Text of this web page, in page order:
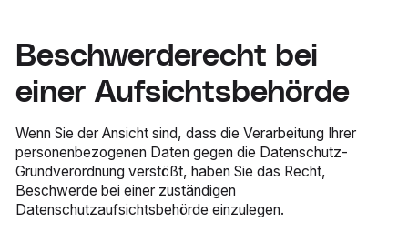
Beschwerderecht bei
einer Aufsichtsbehörde
Wenn Sie der Ansicht sind, dass die Verarbeitung Ihrer
personenbezogenen Daten gegen die Datenschutz-
Grundverordnung verstößt, haben Sie das Recht,
Beschwerde bei einer zuständigen
Datenschutzaufsichtsbehörde einzulegen.